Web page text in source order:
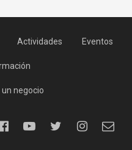
Actividades Eventos
un negocio